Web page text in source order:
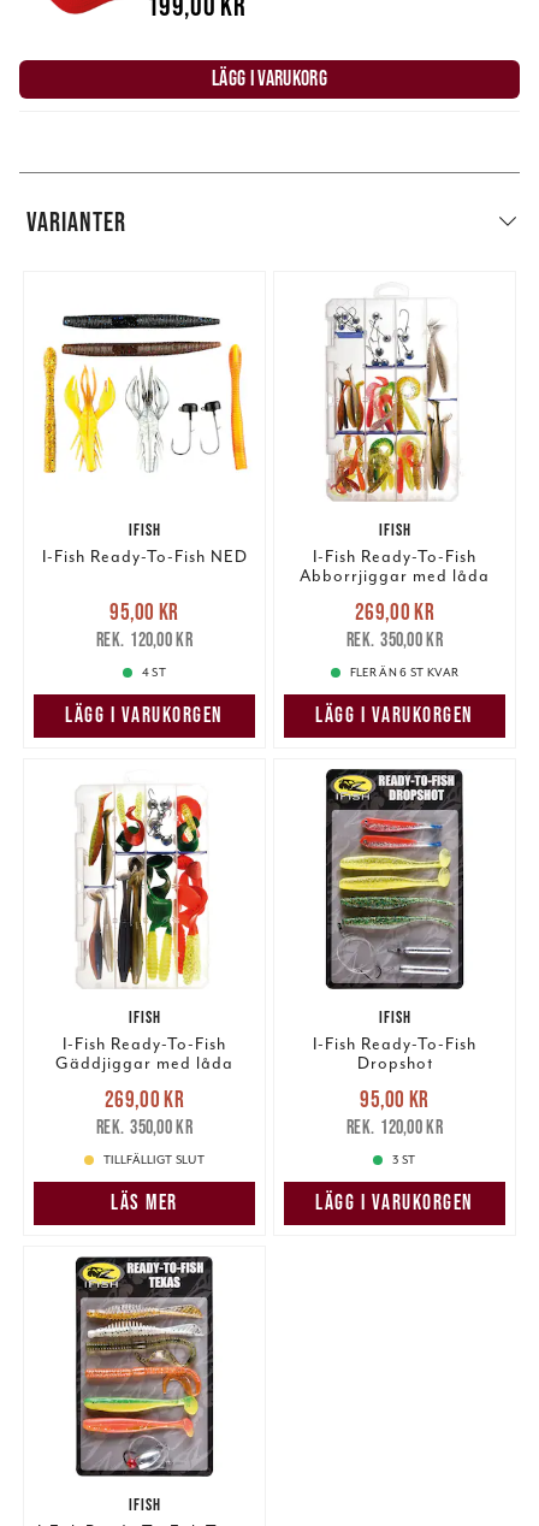
LÄGG I VARUKORG
VARIANTER
IFISH
I-Fish Ready-To-Fish NED
Nuvarande pris
95,00 krTidigare pris
120,00 kr
95,00 kr
120,00 kr
4 ST
LÄGG I VARUKORGEN
IFISH
I-Fish Ready-To-Fish
Abborrjiggar med låda
Nuvarande pris
269,00 krTidigare pris
350,00 kr
269,00 kr
350,00 kr
FLER ÄN 6 ST KVAR
LÄGG I VARUKORGEN
IFISH
I-Fish Ready-To-Fish
Gäddjiggar med låda
Nuvarande pris
269,00 krTidigare pris
350,00 kr
269,00 kr
350,00 kr
TILLFÄLLIGT SLUT
LÄS MER
IFISH
I-Fish Ready-To-Fish
Dropshot
Nuvarande pris
95,00 krTidigare pris
120,00 kr
95,00 kr
120,00 kr
3 ST
LÄGG I VARUKORGEN
IFISH